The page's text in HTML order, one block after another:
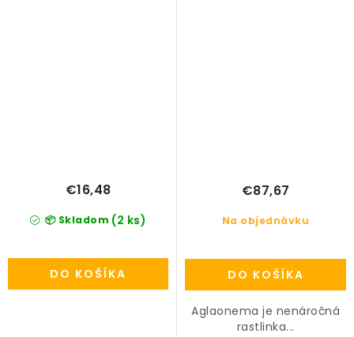
📦 Skladom (2 ks)
€16,48
DO KOŠÍKA
Na objednávku
€87,67
DO KOŠÍKA
Aglaonema je nenáročná
rastlinka...